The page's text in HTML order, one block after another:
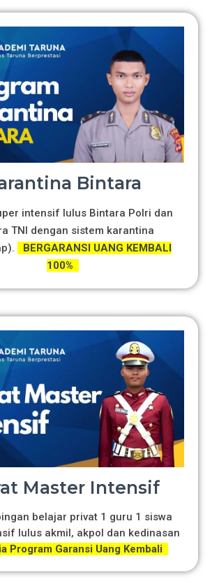
Bintara
intensif lulus Bintara Polri dan
TNI dengan sistem karantina
BERGARANSI UANG KEMBALI
100%
Master Intensif
belajar privat 1 guru 1 siswa
lulus akmil, akpol dan kedinasan
Program Garansi Uang Kembali